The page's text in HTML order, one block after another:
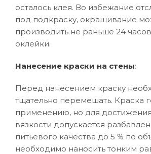
осталось клея. Во избежание
под подкраску, окрашивание
производить не раньше 24
оклейки.
Нанесение краски на стены:
Перед нанесением краску
тщательно перемешать. Краска
применению, но для
вязкости допускается
питьевого качества до 5 % по
необходимо наносить тонким